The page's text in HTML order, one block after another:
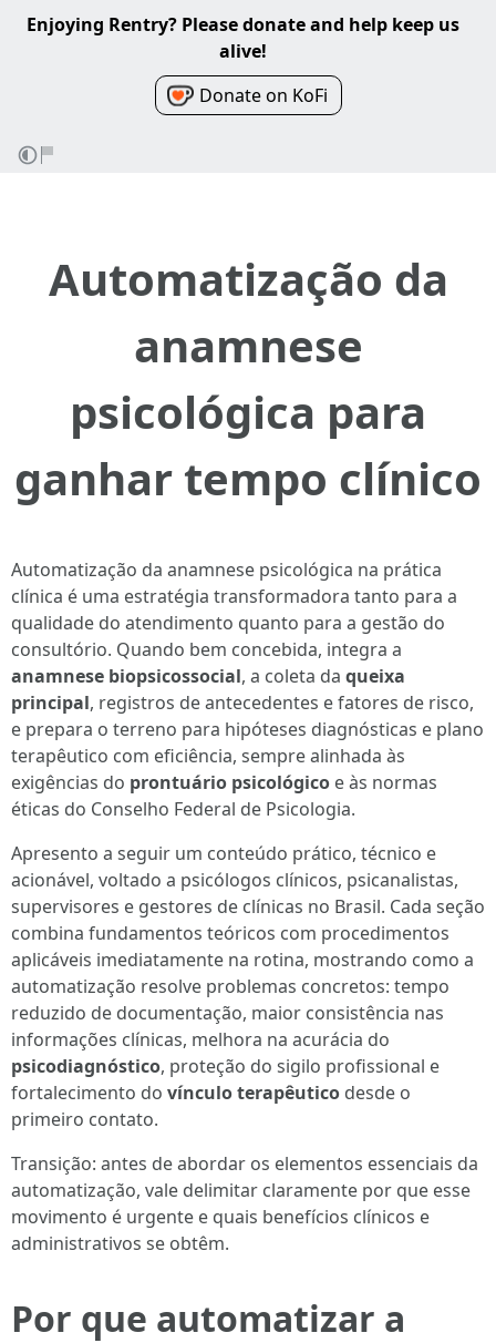
Enjoying Rentry? Please donate and help keep us
alive!
Donate on KoFi
Automatização da
anamnese
psicológica para
ganhar tempo clínico
Automatização da anamnese psicológica na prática
clínica é uma estratégia transformadora tanto para a
qualidade do atendimento quanto para a gestão do
consultório. Quando bem concebida, integra a
anamnese biopsicossocial, a coleta da queixa
principal, registros de antecedentes e fatores de risco,
e prepara o terreno para hipóteses diagnósticas e plano
terapêutico com eficiência, sempre alinhada às
exigências do prontuário psicológico e às normas
éticas do Conselho Federal de Psicologia.
Apresento a seguir um conteúdo prático, técnico e
acionável, voltado a psicólogos clínicos, psicanalistas,
supervisores e gestores de clínicas no Brasil. Cada seção
combina fundamentos teóricos com procedimentos
aplicáveis imediatamente na rotina, mostrando como a
automatização resolve problemas concretos: tempo
reduzido de documentação, maior consistência nas
informações clínicas, melhora na acurácia do
psicodiagnóstico, proteção do sigilo profissional e
fortalecimento do vínculo terapêutico desde o
primeiro contato.
Transição: antes de abordar os elementos essenciais da
automatização, vale delimitar claramente por que esse
movimento é urgente e quais benefícios clínicos e
administrativos se obtêm.
Por que automatizar a